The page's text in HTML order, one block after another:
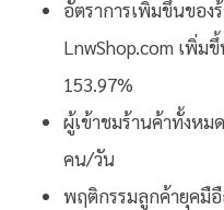
อัตราการเพิ่มขึ้นขอ
LnwShop.com เพิ่ม
153.97%
ผู้เข้าชมร้านค้าทั้งหม
คน/วัน
พฤติกรรมลูกค้ายุคมือื